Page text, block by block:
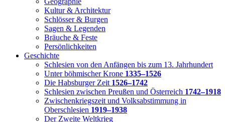
Kultur & Architektur
Schlösser & Burgen
Sagen & Legenden
Bräuche & Feste
Persönlichkeiten
Geschichte
Schlesien von den Anfängen bis zum 13. Jahrhundert
Unter böhmischer Krone 1335–1526
Die Habsburger Zeit 1526–1742
Schlesien zwischen Preußen und Österreich 1742–1918
Zwischenkriegszeit und Volksabstimmung in
Oberschlesien 1919–1938
Der Zweite Weltkrieg